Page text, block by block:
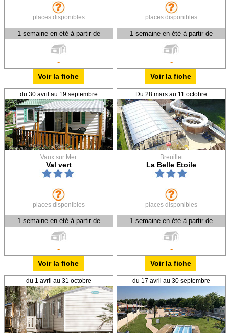
places disponibles
1 semaine en été à partir de
-
Voir la fiche
places disponibles
1 semaine en été à partir de
-
Voir la fiche
du 30 avril au 19 septembre
Vaux sur Mer
Val vert
places disponibles
1 semaine en été à partir de
-
Voir la fiche
Du 28 mars au 11 octobre
Breuillet
La Belle Etoile
places disponibles
1 semaine en été à partir de
-
Voir la fiche
du 1 avril au 31 octobre du 17 avril au 30 septembre